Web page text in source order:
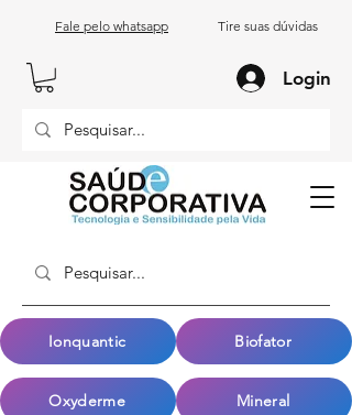
Fale pelo whatsapp Tire suas dúvidas
Login
Ionquantic Biofator
Oxyderme Mineral